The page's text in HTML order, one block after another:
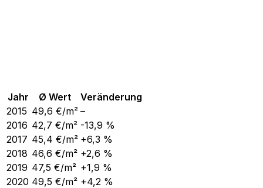
Jahr Ø Wert
Veränderung
2015 49,6 €/m² –
2016 42,7 €/m² -13,9 %
2017 45,4 €/m² +6,3 %
2018 46,6 €/m² +2,6 %
2019 47,5 €/m² +1,9 %
2020 49,5 €/m² +4,2 %